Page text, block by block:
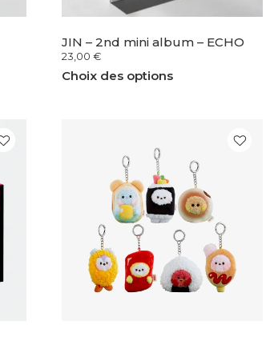
JIN – 2nd mini album – ECHO
23,00 €
Choix des options